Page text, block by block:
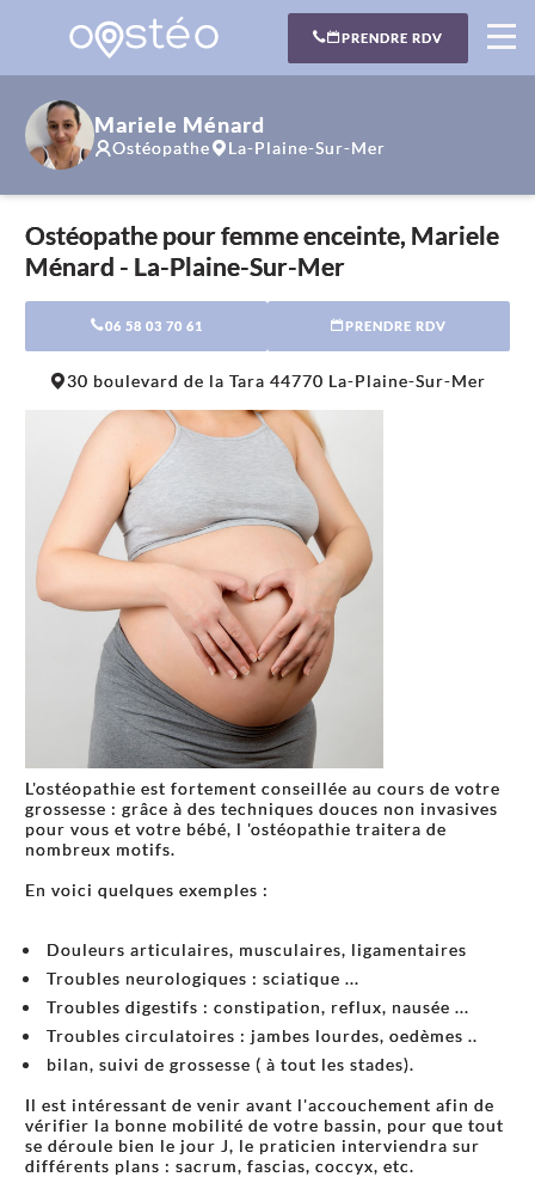
PRENDRE RDV
Mariele Ménard
Ostéopathe La-Plaine-Sur-Mer
Ostéopathe pour femme enceinte, Mariele
Ménard - La-Plaine-Sur-Mer
06 58 03 70 61 PRENDRE RDV
30 boulevard de la Tara 44770 La-Plaine-Sur-Mer
L'ostéopathie est fortement conseillée au cours de votre
grossesse : grâce à des techniques douces non invasives
pour vous et votre bébé, l 'ostéopathie traitera de
nombreux motifs.
En voici quelques exemples :
Douleurs articulaires, musculaires, ligamentaires
Troubles neurologiques : sciatique ...
Troubles digestifs : constipation, reflux, nausée ...
Troubles circulatoires : jambes lourdes, oedèmes ..
bilan, suivi de grossesse ( à tout les stades).
Il est intéressant de venir avant l'accouchement afin de
vérifier la bonne mobilité de votre bassin, pour que tout
se déroule bien le jour J, le praticien interviendra sur
différents plans : sacrum, fascias, coccyx, etc.